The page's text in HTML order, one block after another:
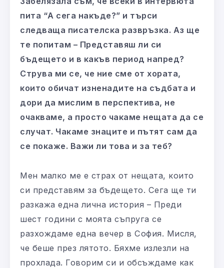
пита “А сега накъде?” и търси
следваща писателска развръзка. Аз ще
те попитам – Представяш ли си
бъдещето и в какъв период напред?
Струва ми се, че ние сме от хората,
които обичат изненадите на съдбата и
дори да мислим в перспектива, не
очакваме, а просто чакаме нещата да се
случат. Чакаме знаците и пътят сам да
се покаже. Важи ли това и за теб?
Мен малко ме е страх от нещата, които
си представям за бъдещето. Сега ще ти
разкажа една лична история – Преди
шест години с моята съпруга се
разхождаме една вечер в София. Мисля,
че беше през лятото. Бяхме излезли на
прохлада. Говорим си и обсъждаме как